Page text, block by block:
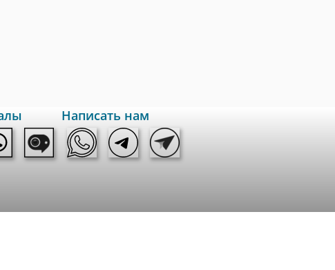
Написать нам